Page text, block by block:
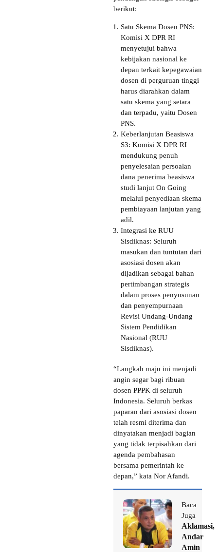
berikut:
Satu Skema Dosen PNS:
Komisi X DPR RI
menyetujui bahwa
kebijakan nasional ke
depan terkait kepegawaian
dosen di perguruan tinggi
harus diarahkan dalam
satu skema yang setara
dan terpadu, yaitu Dosen
PNS.
Keberlanjutan Beasiswa
S3: Komisi X DPR RI
mendukung penuh
penyelesaian persoalan
dana penerima beasiswa
studi lanjut On Going
melalui penyediaan skema
pembiayaan lanjutan yang
adil.
Integrasi ke RUU
Sisdiknas: Seluruh
masukan dan tuntutan dari
asosiasi dosen akan
dijadikan sebagai bahan
pertimbangan strategis
dalam proses penyusunan
dan penyempurnaan
Revisi Undang-Undang
Sistem Pendidikan
Nasional (RUU
Sisdiknas).
“Langkah maju ini menjadi
angin segar bagi ribuan
dosen PPPK di seluruh
Indonesia. Seluruh berkas
paparan dari asosiasi dosen
telah resmi diterima dan
dinyatakan menjadi bagian
yang tidak terpisahkan dari
agenda pembahasan
bersama pemerintah ke
depan,” kata Nor Afandi.
Baca
Juga
Aklamasi,
Andar
Amin